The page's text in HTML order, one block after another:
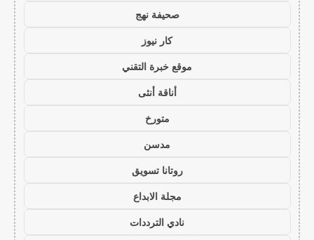
صحيفة نهج
كار نيوز
موقع خبرة التقني
أناقة أنثى
متورخ
مدسن
روتانا تسويق
مجلة الابداع
نادي الترددات